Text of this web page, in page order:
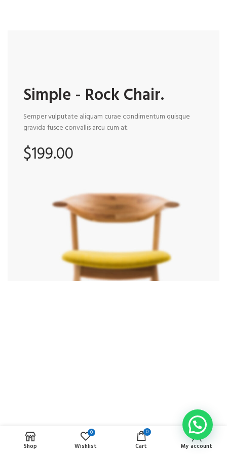
Simple - Rock Chair.
Semper vulputate aliquam curae condimentum quisque
gravida fusce convallis arcu cum at.
$199.00
Shop
0
Wishlist
0
Cart My account